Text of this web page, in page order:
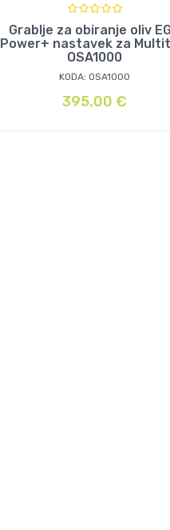
Grablje za obiranje oliv
Power+ nastavek za
OSA1000
KODA: OSA1000
395,00€